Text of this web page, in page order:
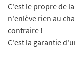
C'est le propre de
n'enlève rien au
contraire !
C'est la garantie